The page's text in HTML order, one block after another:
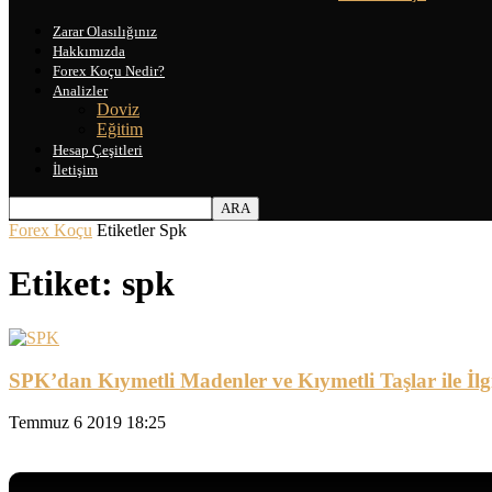
Zarar Olasılığınız
Hakkımızda
Forex Koçu Nedir?
Analizler
Doviz
Eğitim
Hesap Çeşitleri
İletişim
Forex Koçu Etiketler Spk
Etiket: spk
SPK’dan Kıymetli Madenler ve Kıymetli Taşlar ile
Temmuz 6 2019 18:25